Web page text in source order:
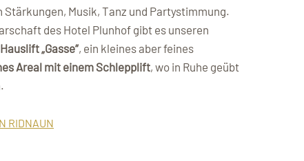
Musik, Tanz und Partystimmung.
des Hotel Plunhof gibt es unseren
Hauslift „Gasse“, ein kleines aber feines
Areal mit einem Schlepplift, wo in Ruhe geübt
RIDNAUN